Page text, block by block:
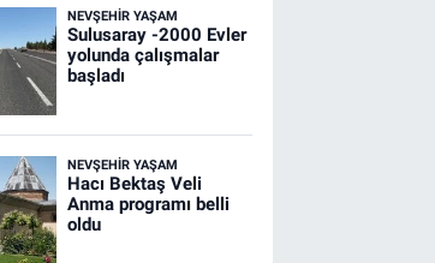
NEVŞEHIR YAŞAM
Sulusaray -2000 Evler
yolunda çalışmalar
başladı
NEVŞEHIR YAŞAM
Hacı Bektaş Veli
Anma programı belli
oldu